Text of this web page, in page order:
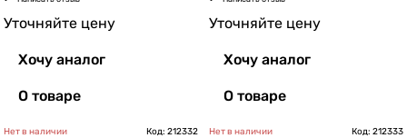
Уточняйте цену
Хочу аналог
О товаре
Уточняйте цену
Хочу аналог
О товаре
Нет в наличии Код: 212332 Нет в наличии Код: 212333